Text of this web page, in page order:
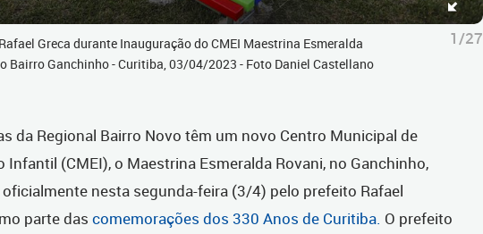
Greca durante Inauguração do CMEI Maestrina Esmeralda
Bairro Ganchinho - Curitiba, 03/04/2023 - Foto Daniel Castellano
1/27
da Regional Bairro Novo têm um novo Centro Municipal de
Infantil (CMEI), o Maestrina Esmeralda Rovani, no Ganchinho,
nesta segunda-feira (3/4) pelo prefeito Rafael
parte das comemorações dos 330 Anos de Curitiba. O prefeito